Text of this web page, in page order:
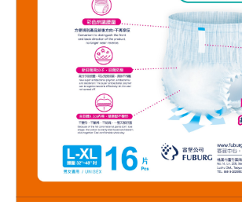
偏遠地區配送